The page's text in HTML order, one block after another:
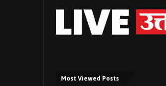
Most Viewed Posts